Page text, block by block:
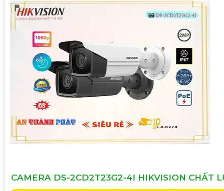
CAMERA DS-2CD2T23G2-4I HIKVISION CHẤT